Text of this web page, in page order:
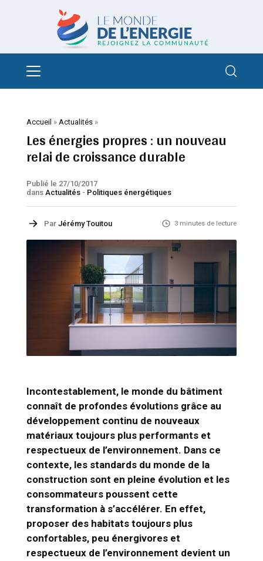
Accueil » Actualités»
Les énergies propres : un nouveau
relai de croissance durable
Publié le 27/10/2017
dans Actualités- Politiques énergétiques
Par Jérémy Touitou 3 minutes de lecture
Incontestablement, le monde du bâtiment
connaît de profondes évolutions grâce au
développement continu de nouveaux
matériaux toujours plus performants et
respectueux de l’environnement. Dans ce
contexte, les standards du monde de la
construction sont en pleine évolution et les
consommateurs poussent cette
transformation à s’accélérer. En effet,
proposer des habitats toujours plus
confortables, peu énergivores et
respectueux de l’environnement devient un